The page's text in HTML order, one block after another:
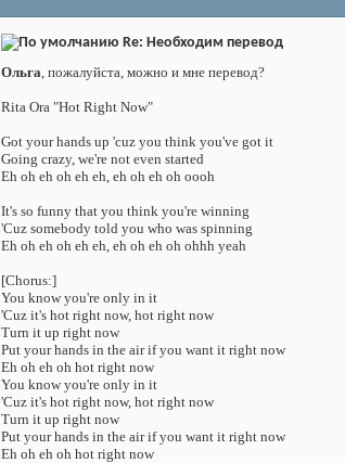
Re: Необходим перевод
Ольга, пожалуйста, можно и мне перевод?
Rita Ora "Hot Right Now"
Got your hands up 'cuz you think you've got it
Going crazy, we're not even started
Eh oh eh oh eh eh, eh oh eh oh oooh
It's so funny that you think you're winning
'Cuz somebody told you who was spinning
Eh oh eh oh eh eh, eh oh eh oh ohhh yeah
[Chorus:]
You know you're only in it
'Cuz it's hot right now, hot right now
Turn it up right now
Put your hands in the air if you want it right now
Eh oh eh oh hot right now
You know you're only in it
'Cuz it's hot right now, hot right now
Turn it up right now
Put your hands in the air if you want it right now
Eh oh eh oh hot right now